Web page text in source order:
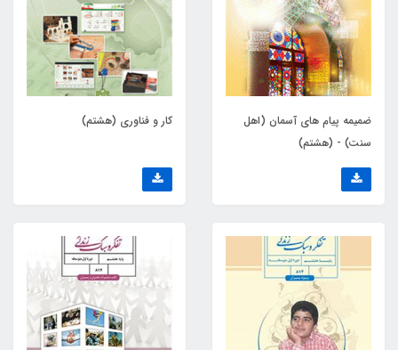
ضمیمه پیام های آسمان (اهل
سنت) - (هشتم)
کار و فناوری (هشتم)